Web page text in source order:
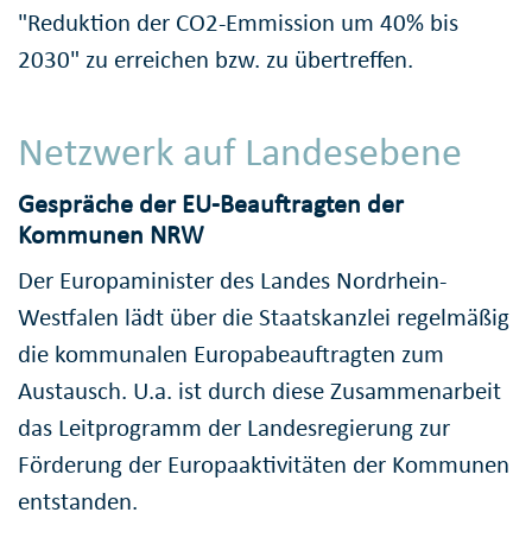
"Reduktion der CO2-Emmission um 40% bis
2030" zu erreichen bzw. zu übertreffen.
Netzwerk auf Landesebene
Gespräche der EU-Beauftragten der
Kommunen NRW
Der Europaminister des Landes Nordrhein-
Westfalen lädt über die Staatskanzlei regelmäßig
die kommunalen Europabeauftragten zum
Austausch. U.a. ist durch diese Zusammenarbeit
das Leitprogramm der Landesregierung zur
Förderung der Europaaktivitäten der Kommunen
entstanden.